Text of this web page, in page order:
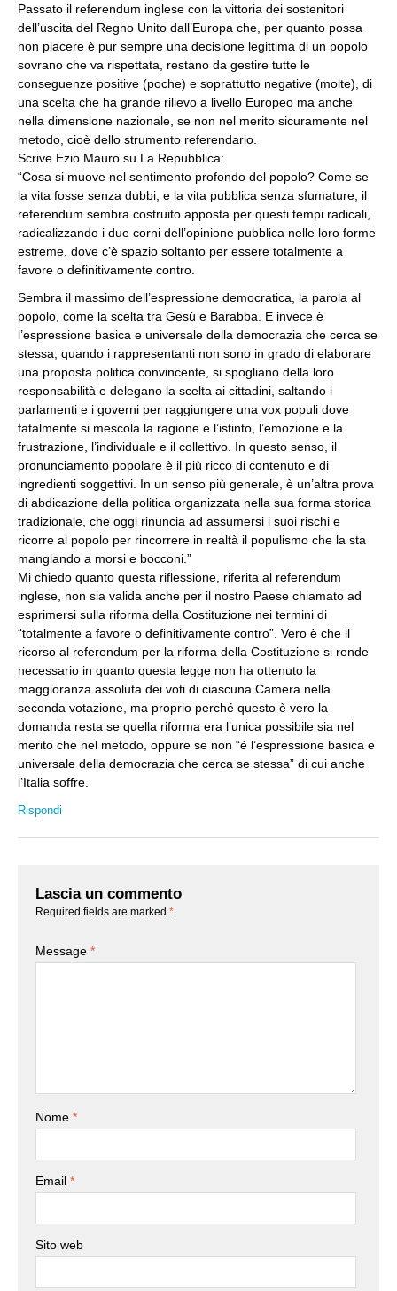
Passato il referendum inglese con la vittoria dei sostenitori
dell’uscita del Regno Unito dall’Europa che, per quanto possa
non piacere è pur sempre una decisione legittima di un popolo
sovrano che va rispettata, restano da gestire tutte le
conseguenze positive (poche) e soprattutto negative (molte), di
una scelta che ha grande rilievo a livello Europeo ma anche
nella dimensione nazionale, se non nel merito sicuramente nel
metodo, cioè dello strumento referendario.
Scrive Ezio Mauro su La Repubblica:
“Cosa si muove nel sentimento profondo del popolo? Come se
la vita fosse senza dubbi, e la vita pubblica senza sfumature, il
referendum sembra costruito apposta per questi tempi radicali,
radicalizzando i due corni dell’opinione pubblica nelle loro forme
estreme, dove c’è spazio soltanto per essere totalmente a
favore o definitivamente contro.
Sembra il massimo dell’espressione democratica, la parola al
popolo, come la scelta tra Gesù e Barabba. E invece è
l’espressione basica e universale della democrazia che cerca se
stessa, quando i rappresentanti non sono in grado di elaborare
una proposta politica convincente, si spogliano della loro
responsabilità e delegano la scelta ai cittadini, saltando i
parlamenti e i governi per raggiungere una vox populi dove
fatalmente si mescola la ragione e l’istinto, l’emozione e la
frustrazione, l’individuale e il collettivo. In questo senso, il
pronunciamento popolare è il più ricco di contenuto e di
ingredienti soggettivi. In un senso più generale, è un’altra prova
di abdicazione della politica organizzata nella sua forma storica
tradizionale, che oggi rinuncia ad assumersi i suoi rischi e
ricorre al popolo per rincorrere in realtà il populismo che la sta
mangiando a morsi e bocconi.”
Mi chiedo quanto questa riflessione, riferita al referendum
inglese, non sia valida anche per il nostro Paese chiamato ad
esprimersi sulla riforma della Costituzione nei termini di
“totalmente a favore o definitivamente contro”. Vero è che il
ricorso al referendum per la riforma della Costituzione si rende
necessario in quanto questa legge non ha ottenuto la
maggioranza assoluta dei voti di ciascuna Camera nella
seconda votazione, ma proprio perché questo è vero la
domanda resta se quella riforma era l’unica possibile sia nel
merito che nel metodo, oppure se non “è l’espressione basica e
universale della democrazia che cerca se stessa” di cui anche
l’Italia soffre.
Rispondi
Lascia un commento
Required fields are marked *
Message *
Nome *
Email *
Sito web